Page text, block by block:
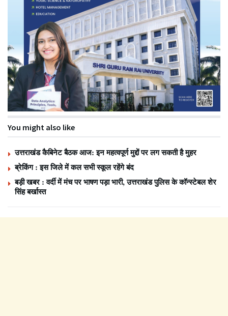
You might also like
उत्तराखंड कैबिनेट बैठक आज: इन महत्वपूर्ण मुद्दों पर लग सकती है मुहर
ब्रेकिंग : इस जिले में कल सभी स्कूल रहेंगे बंद
बड़ी खबर : वर्दी में मंच पर भाषण पड़ा भारी, उत्तराखंड पुलिस के कॉन्स्टेबल शेर
सिंह बर्खास्त